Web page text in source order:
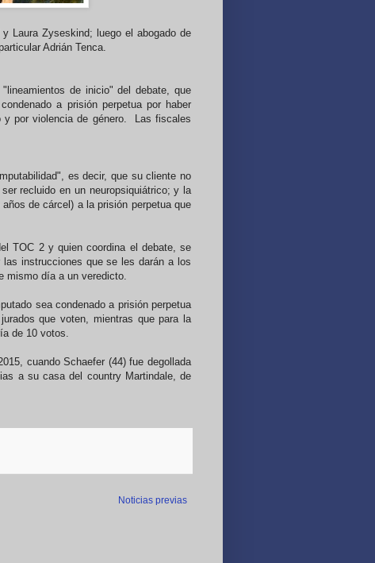
Laura Zyseskind; luego el abogado de
Adrián Tenca.
de inicio" del debate, que
a prisión perpetua por haber
y por violencia de género. Las fiscales
es decir, que su cliente no
recluido en un neuropsiquiátrico; y la
de cárcel) a la prisión perpetua que
TOC 2 y quien coordina el debate, se
instrucciones que se les darán a los
mismo día a un veredicto.
sea condenado a prisión perpetua
que voten, mientras que para la
de 10 votos.
cuando Schaefer (44) fue degollada
a su casa del country Martindale, de
Noticias previas